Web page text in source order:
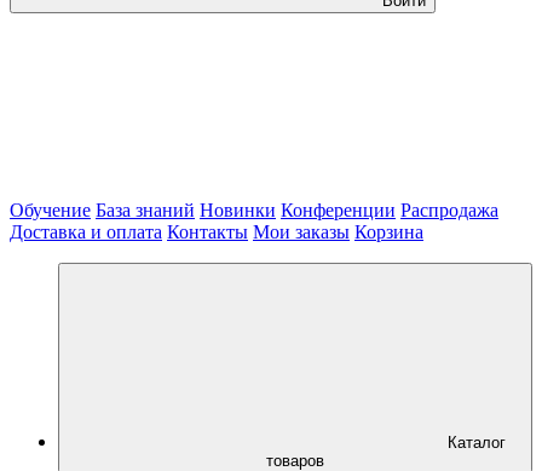
Обучение База знаний Новинки Конференции Распродажа
Доставка и оплата Контакты Мои заказы Корзина
Каталог
товаров